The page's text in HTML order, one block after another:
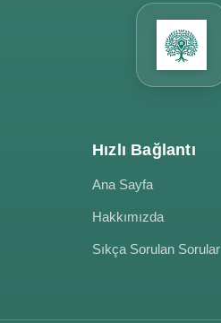
Hızlı Bağlantı
Ana Sayfa
Hakkımızda
Sıkça Sorulan Sorular